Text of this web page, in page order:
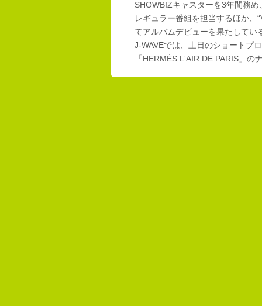
SHOWBIZキャスターを3年間務め
レギュラー番組を担当するほか、
てアルバムデビューを果たしてい
J-WAVEでは、土日のショートプ
「HERMÈS L‘AIR DE PARIS」